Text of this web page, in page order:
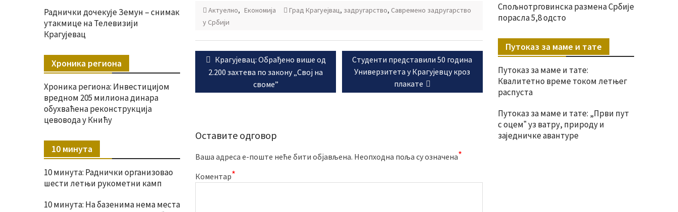
Актуелно, Економија Град Крагуејвац, задругарство, Савремено задругарство
у Србији
Кретање
чланкаPrevious
post:
Крагујевац: Обрађено више од
2.200 захтева по закону „Свој на
своме”
Next
post:
Студенти представили 50 година
Универзитета у Крагујевцу кроз
плакате
Оставите одговор
Ваша адреса е-поште неће бити објављена. Неопходна поља су означена*
Коментар*
Спољнотрговинска размена Србије
порасла 5,8 одсто
Путоказ за маме и тате
Путоказ за маме и тате:
Квалитетно време током летњег
распуста
Путоказ за маме и тате: „Први пут
с оцемˮ уз ватру, природу и
заједничке авантуре
Раднички дочекује Земун – снимак
утакмице на Телевизији
Крагујевац
Хроника региона
Хроника региона: Инвестицијом
вредном 205 милиона динара
обухваћена реконструкција
цевовода у Книћу
10 минута
10 минута: Раднички организовао
шести летњи рукометни камп
10 минута: На базенима нема места